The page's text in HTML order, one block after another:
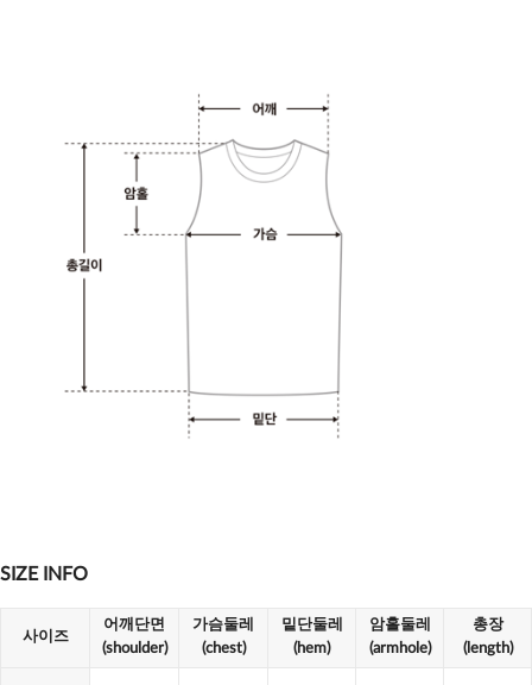
SIZE INFO
사이즈
어깨단면
(shoulder)
가슴둘레
(chest)
밑단둘레
(hem)
암홀둘레
(armhole)
총장
(length)